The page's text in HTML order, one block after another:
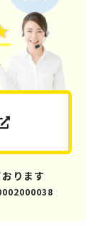
ります